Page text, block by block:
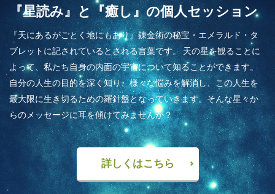
『星読み』と『癒し』の個人セッション
『天にあるがごとく地にもあり』錬金術の秘宝・エメラルド・タ
ブレットに記されているとされる言葉です。 天の星を観ることに
よって、私たち自身の内面の宇宙について知ることができます。
自分の人生の目的を深く知り、様々な悩みを解消し、この人生を
最大限に生き切るための羅針盤となっていきます。そんな星々か
らのメッセージに耳を傾けてみませんか？
詳しくはこちら